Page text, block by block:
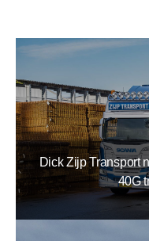
Dick Zijp Transport
40G